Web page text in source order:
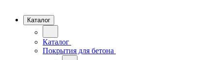
Каталог
Каталог
Покрытия для бетона